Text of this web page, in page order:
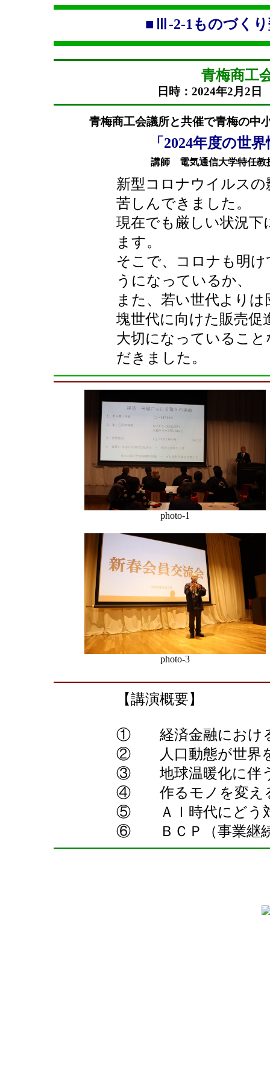
■Ⅲ-2-1ものづく
青梅商工
日時：2024年2月2
青梅商工会議所と共催で青梅の中
「2024年度の世
講師 電気通信大学特任教
新型コロナウイルス
苦しんできました。
現在でも厳しい状況
ます。
そこで、コロナも明
うになっているか、
また、若い世代より
塊世代に向けた販売促
大切になっているこ
だきました。
photo-1
photo-3
【講演概要】
① 経済金融におけ
② 人口動態が世界
③ 地球温暖化に伴
④ 作るモノを変え
⑤ ＡＩ時代にどう
⑥ ＢＣＰ（事業継続